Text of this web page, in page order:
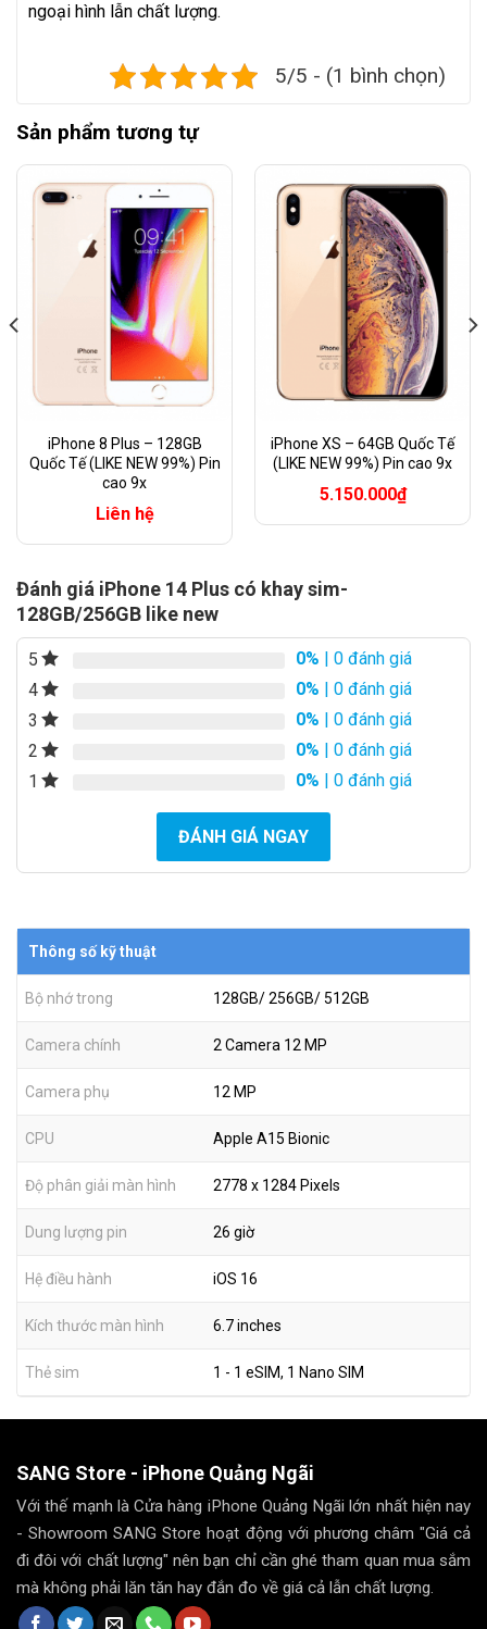
ngoại hình lẫn chất lượng.
5/5 - (1 bình chọn)
Sản phẩm tương tự
iPhone 8 Plus – 128GB
Quốc Tế (LIKE NEW 99%) Pin
cao 9x
Liên hệ
iPhone XS – 64GB Quốc Tế
(LIKE NEW 99%) Pin cao 9x
5.150.000₫
Đánh giá iPhone 14 Plus có khay sim-
128GB/256GB like new
5 0% | 0 đánh giá
4
0% | 0 đánh giá
3
0% | 0 đánh giá
2
0% | 0 đánh giá
1
0% | 0 đánh giá
ĐÁNH GIÁ NGAY
Thông số kỹ thuật
Bộ nhớ trong 128GB/ 256GB/ 512GB
Camera chính 2 Camera 12 MP
Camera phụ 12 MP
CPU Apple A15 Bionic
Độ phân giải màn hình 2778 x 1284 Pixels
Dung lượng pin 26 giờ
Hệ điều hành iOS 16
Kích thước màn hình 6.7 inches
Thẻ sim 1 - 1 eSIM, 1 Nano SIM
SANG Store - iPhone Quảng Ngãi
Với thế mạnh là Cửa hàng iPhone Quảng Ngãi lớn nhất hiện nay
- Showroom SANG Store hoạt động với phương châm "Giá cả
đi đôi với chất lượng" nên bạn chỉ cần ghé tham quan mua sắm
mà không phải lăn tăn hay đắn đo về giá cả lẫn chất lượng.